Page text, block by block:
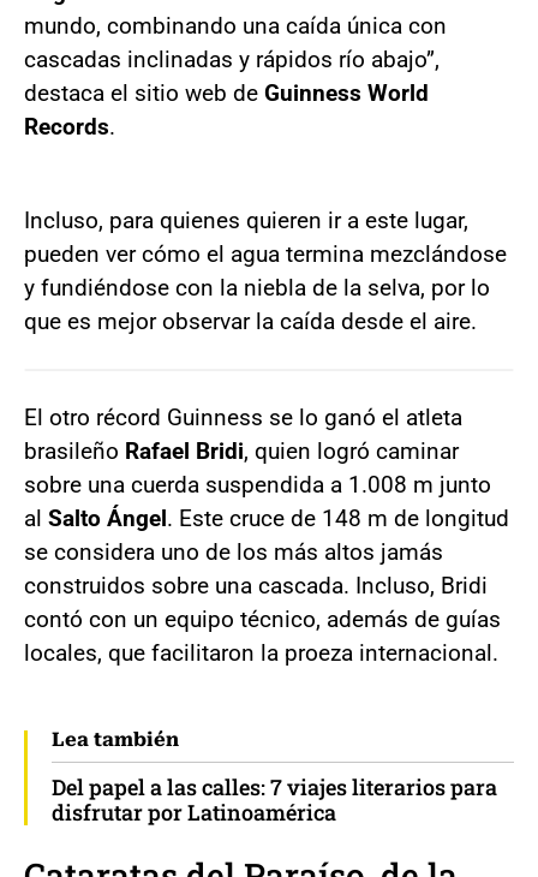
mundo, combinando una caída única con
cascadas inclinadas y rápidos río abajo”,
destaca el sitio web de Guinness World
Records.
Incluso, para quienes quieren ir a este lugar,
pueden ver cómo el agua termina mezclándose
y fundiéndose con la niebla de la selva, por lo
que es mejor observar la caída desde el aire.
El otro récord Guinness se lo ganó el atleta
brasileño Rafael Bridi, quien logró caminar
sobre una cuerda suspendida a 1.008 m junto
al Salto Ángel. Este cruce de 148 m de longitud
se considera uno de los más altos jamás
construidos sobre una cascada. Incluso, Bridi
contó con un equipo técnico, además de guías
locales, que facilitaron la proeza internacional.
Lea también
Del papel a las calles: 7 viajes literarios para
disfrutar por Latinoamérica